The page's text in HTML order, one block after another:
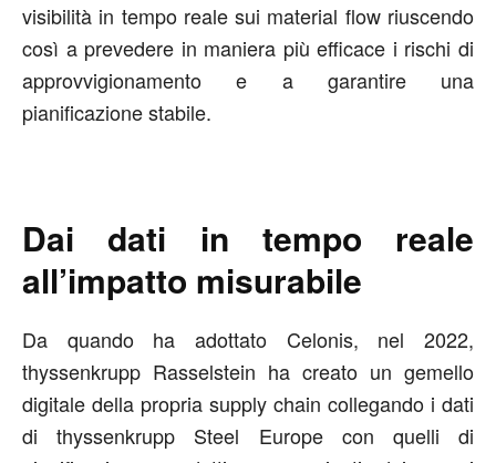
visibilità in tempo reale sui material flow riuscendo
così a prevedere in maniera più efficace i rischi di
approvvigionamento e a garantire una
pianificazione stabile.
Dai dati in tempo reale
all’impatto misurabile
Da quando ha adottato Celonis, nel 2022,
thyssenkrupp Rasselstein ha creato un gemello
digitale della propria supply chain collegando i dati
di thyssenkrupp Steel Europe con quelli di